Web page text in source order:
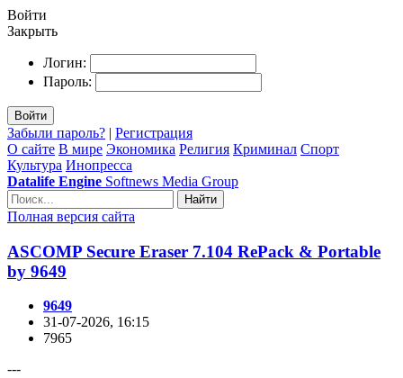
Войти
Закрыть
Логин:
Пароль:
Войти
Забыли пароль? | Регистрация
О сайте В мире Экономика Религия Криминал Спорт
Культура Инопресса
Datalife Engine Softnews Media Group
Найти
Полная версия сайта
ASCOMP Secure Eraser 7.104 RePack & Portable
by 9649
9649
31-07-2026, 16:15
7965
---